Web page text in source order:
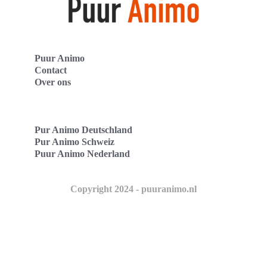
Puur Animo
Contact
Over ons
Pur Animo Deutschland
Pur Animo Schweiz
Puur Animo Nederland
Copyright 2024 - puuranimo.nl